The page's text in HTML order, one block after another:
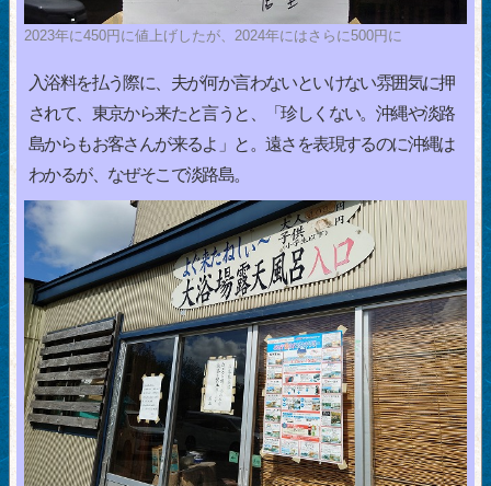
2023年に450円に値上げしたが、2024年にはさらに500円に
入浴料を払う際に、夫が何か言わないといけない雰囲気に押
されて、東京から来たと言うと、「珍しくない。沖縄や淡路
島からもお客さんが来るよ」と。遠さを表現するのに沖縄は
わかるが、なぜそこで淡路島。